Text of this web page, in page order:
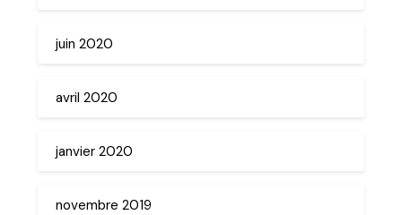
juin 2020
avril 2020
janvier 2020
novembre 2019